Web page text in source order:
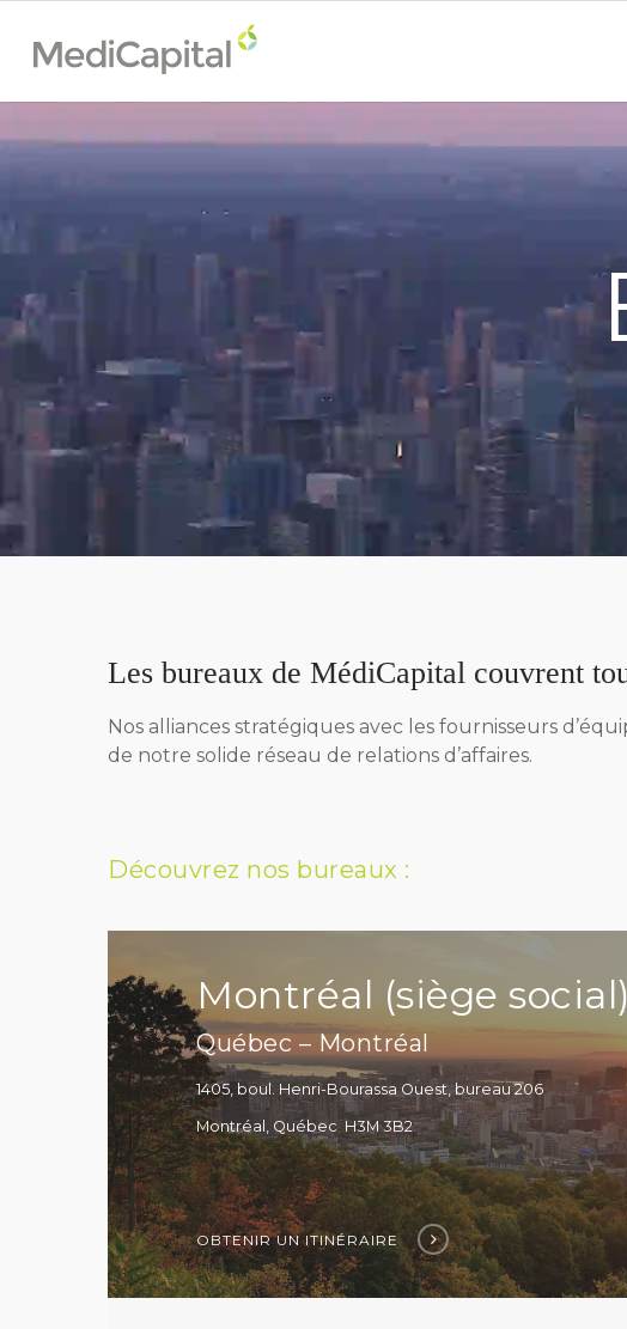
Les bureaux de MédiCapital couvrent
Nos alliances stratégiques avec les fournisseurs
de notre solide réseau de relations d’affaires.
Découvrez nos bureaux :
Montréal (siège social)
Québec – Montréal
1405, boul. Henri-Bourassa Ouest, bureau 206
Montréal, Québec H3M 3B2
OBTENIR UN ITINÉRAIRE